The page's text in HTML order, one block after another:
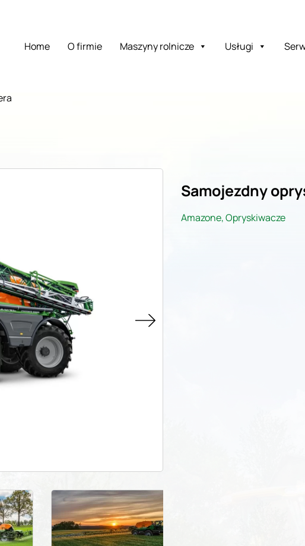
Home O firmie Maszyny rolnicze Usługi
Samojezdny
Amazone,Opryskiwacze